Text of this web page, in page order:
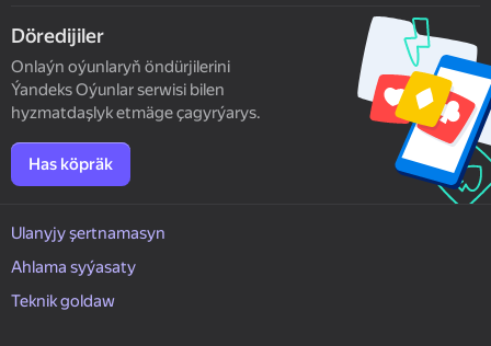
Döredijiler
Onlaýn oýunlaryň öndürjilerini
Ýandeks Oýunlar serwisi bilen
hyzmatdaşlyk etmäge çagyrýarys.
Has köpräk
Ulanyjy şertnamasyn
Ahlama syýasaty
Teknik goldaw